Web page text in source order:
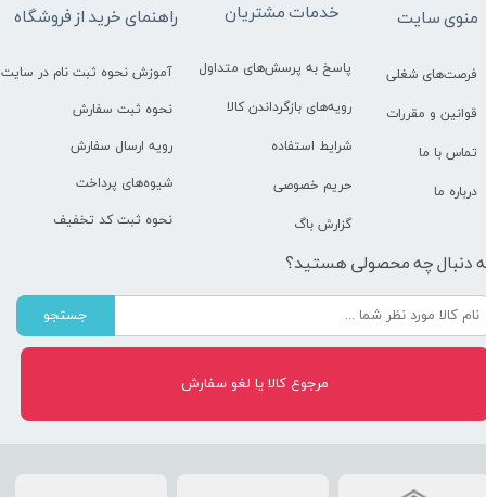
راهنمای خرید از فروشگاه
آموزش نحوه ثبت نام در سایت
نحوه ثبت سفارش
رویه ارسال سفارش
شیوه‌های پرداخت
نحوه ثبت کد تخفیف
خدمات مشتریان
پاسخ به پرسش‌های متداول
رویه‌های بازگرداندن کالا
شرایط استفاده
حریم خصوصی
گزارش باگ
منوی سایت
فرصت‌های شغلی
قوانین و مقررات
تماس با ما
درباره ما
دنبال چه محصولی هستید؟
جستجو
مرجوع کالا یا لغو سفارش